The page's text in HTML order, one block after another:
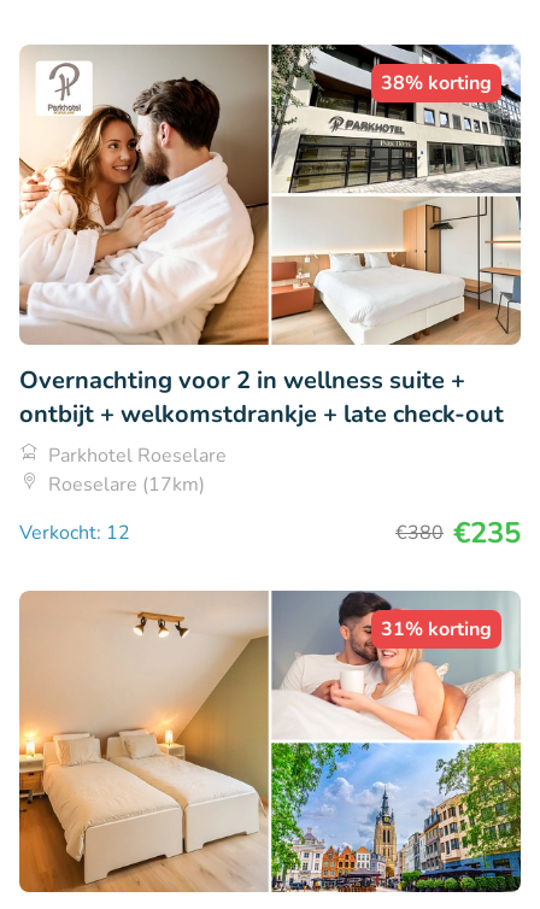
38% korting
Overnachting voor 2 in wellness suite +
ontbijt + welkomstdrankje + late check-out
Parkhotel Roeselare
Roeselare (17km)
Verkocht: 12
€380 €235
31% korting